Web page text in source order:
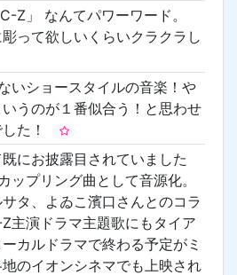
Z」 なんてパワーワード。
って欲しいくらいクラクラし
いショースタイルの音楽！や
うのが１番似合う！と思わせ
た！
にお披露目されていました
ップリング曲として音源化。
タ、よゐこ濱口さんとのコラ
主演ドラマ主題歌にもタイア
カルドラマで終わる予定がミ
のイオンシネマでも上映され